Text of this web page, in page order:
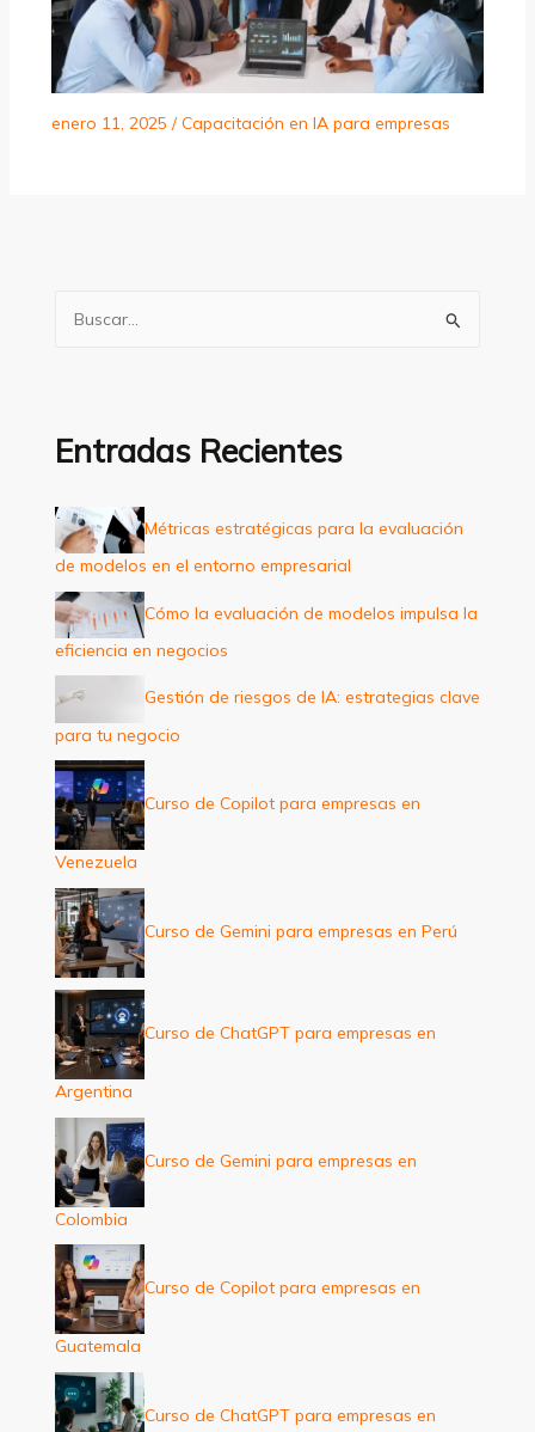
enero 11, 2025 /Capacitación en IA para empresas
a
p
o
r
:
Entradas Recientes
Métricas estratégicas para la evaluación
de modelos en el entorno empresarial
Cómo la evaluación de modelos impulsa la
eficiencia en negocios
Gestión de riesgos de IA: estrategias clave
para tu negocio
Curso de Copilot para empresas en
Venezuela
Curso de Gemini para empresas en Perú
Curso de ChatGPT para empresas en
Argentina
Curso de Gemini para empresas en
Colombia
Curso de Copilot para empresas en
Guatemala
Curso de ChatGPT para empresas en